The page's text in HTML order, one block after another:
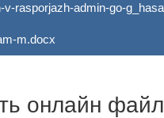
v-rasporjazh-admin-go-
m.docx
онлайн